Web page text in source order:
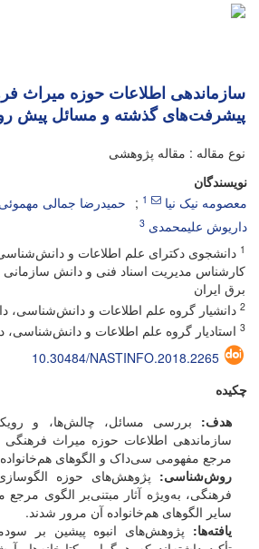
سازماندهی اطلاعات حوزه میراث
پیشرفت‌های گذشته و مسائل پیش
نوع مقاله : مقاله پژوهشی
نویسندگان
معصومه نیک نیا
1 حمیدرضا جمالی مهموئی
داریوش علیمحمدی 3
1 دانشجوی دکترای علم اطلاعات و
کارشناس مدیریت اسناد فنی و دانش
برق ایران
2 دانشیار گروه علم اطلاعات و دانش‌شناسی،
3 استادیار گروه علم اطلاعات و دانش‌شناسی،
10.30484/NASTINFO.2018.2265
چکیده
هدف: بررسی مسائل، چالش‌ها، و
سازماندهی اطلاعات حوزه میراث فرهنگی
مرجع مفهومی سی‌داک و الگوهای
روش‌شناسی: پژوهش‌های حوزه
فرهنگی، به‌ویژه آثار مبتنی‌بر الگوی
سایر الگوهای هم‌خانواده آن مرور شدند.
یافته‌ها: پژوهش‌های انبوه پیشین بر